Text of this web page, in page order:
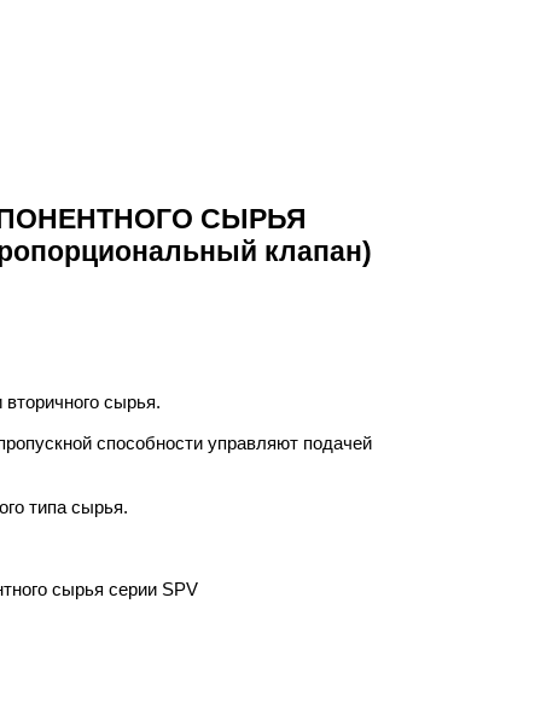
СЫРЬЯ
клапан)
сырья.
способности управляют подачей
типа сырья.
сырья серии SPV